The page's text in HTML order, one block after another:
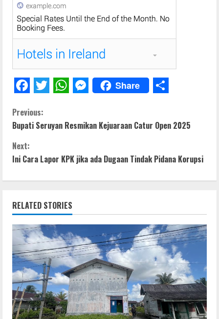
a
c
e
b
o
k
w
i
t
e
a
s
A
p
s
e
n
e
r
Share
h
a
e
C
o
n
t
i
n
u
e
R
e
Previous:
Bupati Seruyan Resmikan Kejuaraan Catur Open 2025
Next:
Ini Cara Lapor KPK jika ada Dugaan Tindak Pidana Korupsi
RELATED STORIES